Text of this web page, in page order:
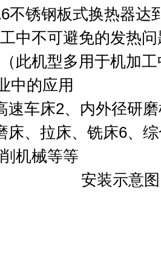
不锈钢板式换热器达
中不可避免的发热
此机型多用于机加
中的应用
速车床2、内外径研
床、拉床、铣床6、
机械等等
安装示意图